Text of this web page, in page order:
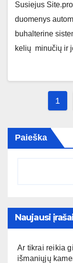
Susiejus
duomenys
buhalterine
kelių minučių ir
Įrašų
1
Paieška
Naujausi
Ar tikrai reikia
išmaniųjų